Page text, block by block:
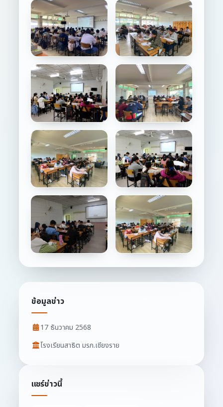
ข้อมูลข่าว
17 ธันวาคม 2568
โรงเรียนสาธิต มรภ.เชียงราย
แชร์ข่าวนี้